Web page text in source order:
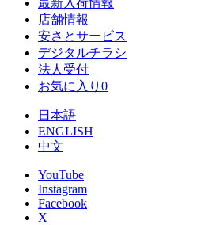
店舗情報
安さとサービス
デジタルチラシ
法人受付
お気に入り 0
日本語
ENGLISH
中文
YouTube
Instagram
Facebook
X